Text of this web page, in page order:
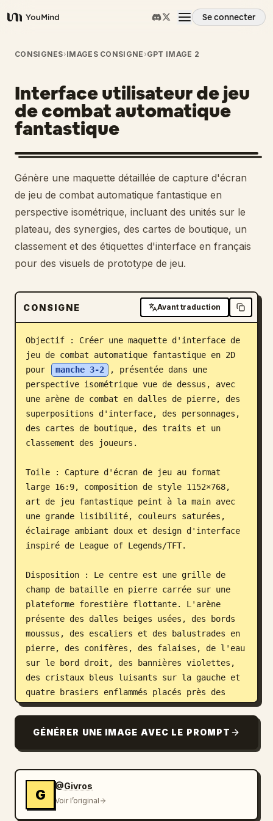
YouMind
Se connecter
Aperçu
Cas d'usage
Compétences
Invites
Tarifs
Télécharger
Blog
CONSIGNES›IMAGES CONSIGNE ›GPT IMAGE 2
Interface utilisateur de jeu
de combat automatique
fantastique
Génère une maquette détaillée de capture d'écran
de jeu de combat automatique fantastique en
perspective isométrique, incluant des unités sur le
plateau, des synergies, des cartes de boutique, un
classement et des étiquettes d'interface en français
pour des visuels de prototype de jeu.
CONSIGNE Avant traduction
Objectif : Créer une maquette d'interface de
jeu de combat automatique fantastique en 2D
pour
manche 3-2
, présentée dans une
perspective isométrique vue de dessus, avec
une arène de combat en dalles de pierre, des
superpositions d'interface, des personnages,
des cartes de boutique, des traits et un
classement des joueurs.
Toile : Capture d'écran de jeu au format
large 16:9, composition de style 1152×768,
art de jeu fantastique peint à la main avec
une grande lisibilité, couleurs saturées,
éclairage ambiant doux et design d'interface
inspiré de League of Legends/TFT.
Disposition : Le centre est une grille de
champ de bataille en pierre carrée sur une
plateforme forestière flottante. L'arène
présente des dalles beiges usées, des bords
moussus, des escaliers et des balustrades en
pierre, des conifères, des falaises, de l'eau
sur le bord droit, des bannières violettes,
des cristaux bleus luisants sur la gauche et
quatre brasiers enflammés placés près des
coins de l'arène. Au centre supérieur, placez
», de petites icônes de traits/objets, un
compteur d'or « 26 » et une longue barre de
droite, ajoutez trois boutons de menu
arrondis avec des icônes : casque, livre et
engrenage.
GÉNÉRER UNE IMAGE AVEC LE PROMPT
G
@Givros
Voir l’original